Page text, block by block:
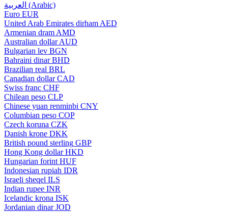
العربية (Arabic)
Euro EUR
United Arab Emirates dirham AED
Armenian dram AMD
Australian dollar AUD
Bulgarian lev BGN
Bahraini dinar BHD
Brazilian real BRL
Canadian dollar CAD
Swiss franc CHF
Chilean peso CLP
Chinese yuan renminbi CNY
Columbian peso COP
Czech koruna CZK
Danish krone DKK
British pound sterling GBP
Hong Kong dollar HKD
Hungarian forint HUF
Indonesian rupiah IDR
Israeli sheqel ILS
Indian rupee INR
Icelandic krona ISK
Jordanian dinar JOD